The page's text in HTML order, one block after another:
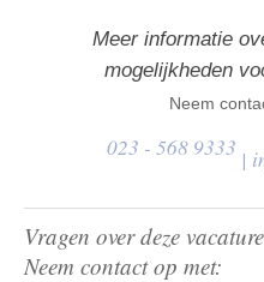
Vragen over deze vacature
Neem contact op met:
Meer informatie
mogelijkheden
Neem
023 - 568 9333 |